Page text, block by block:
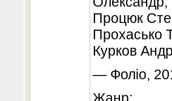
Процюк
Прохасько
Курков
— Фоліо,